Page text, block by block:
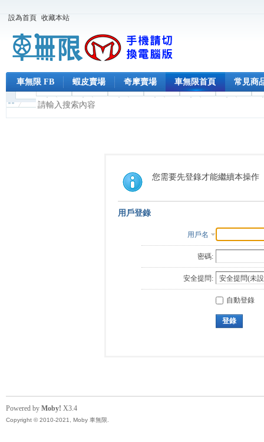
設為首頁 收藏本站
車無限 FB 蝦皮賣場 奇摩賣場 車無限首頁 常見商
您需要先登錄才能繼續本操作
用戶登錄
用戶名
密碼:
安全提問:
自動登錄
登錄
Powered by Moby! X3.4
Copyright © 2010-2021, Moby 車無限.